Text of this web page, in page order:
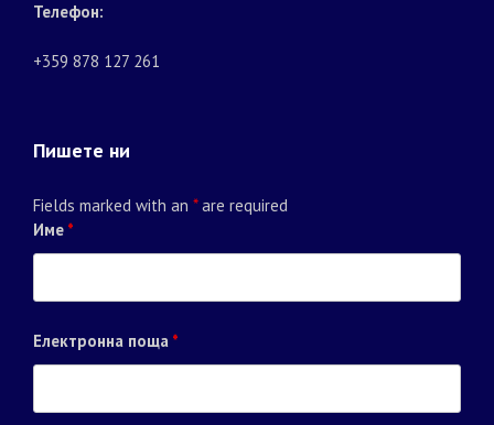
Телефон:
+359 878 127 261
Пишете ни
Fields marked with an *are required
Име *
Електронна поща *